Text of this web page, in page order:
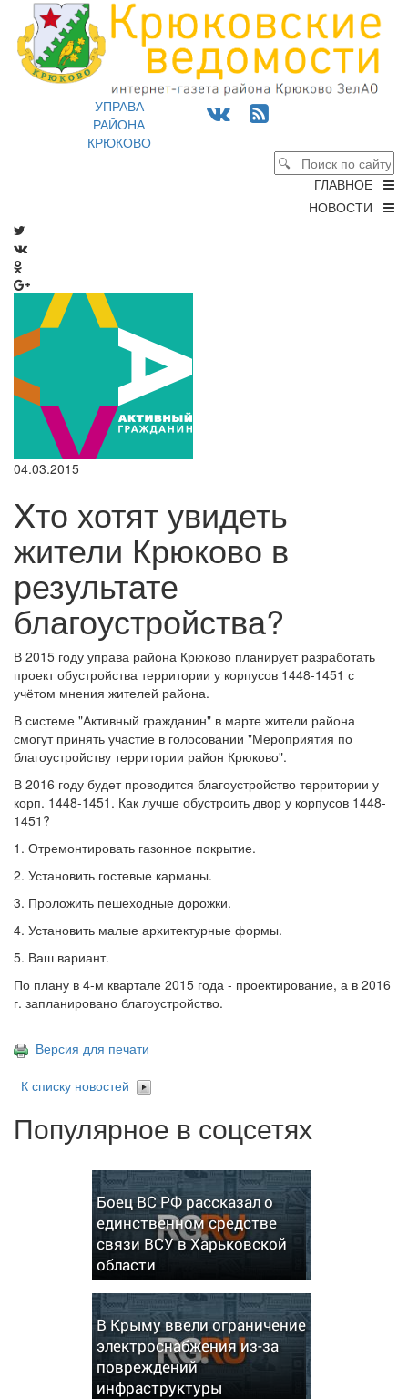
УПРАВА
РАЙОНА
КРЮКОВО
ГЛАВНОЕ
НОВОСТИ
04.03.2015
Xто хотят увидеть
жители Крюково в
результате
благоустройства?
В 2015 году управа района Крюково планирует разработать
проект обустройства территории у корпусов 1448-1451 с
учётом мнения жителей района.
В системе "Активный гражданин" в марте жители района
смогут принять участие в голосовании "Мероприятия по
благоустройству территории район Крюково".
В 2016 году будет проводится благоустройство территории у
корп. 1448-1451. Как лучше обустроить двор у корпусов 1448-
1451?
1. Отремонтировать газонное покрытие.
2. Установить гостевые карманы.
3. Проложить пешеходные дорожки.
4. Установить малые архитектурные формы.
5. Ваш вариант.
По плану в 4-м квартале 2015 года - проектирование, а в 2016
г. запланировано благоустройство.
Версия для печати
К списку новостей
Популярное в соцсетях
Боец ВС РФ рассказал о
единственном средстве
связи ВСУ в Харьковской
области
В Крыму ввели ограничение
электроснабжения из-за
повреждений
инфраструктуры